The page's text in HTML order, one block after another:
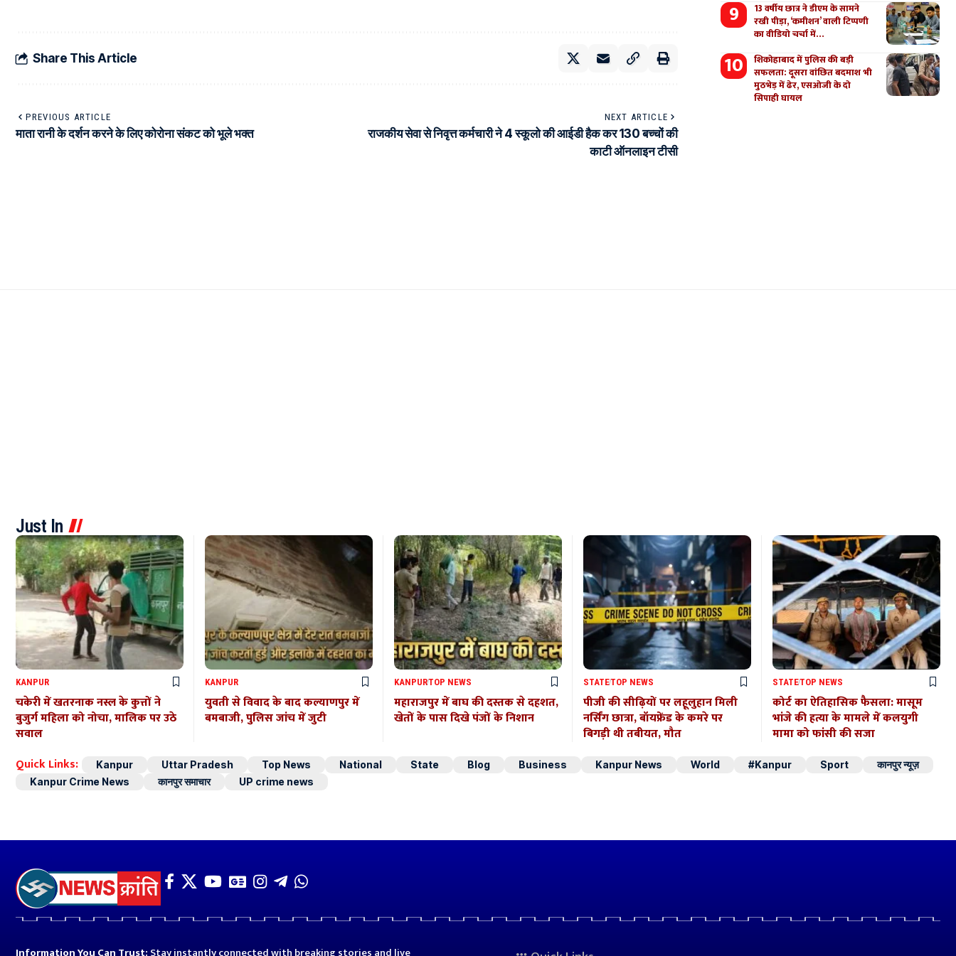
Share This Article
PREVIOUS ARTICLE
माता रानी के दर्शन करने के लिए कोरोना संकट को भूले भक्त
NEXT ARTICLE
राजकीय सेवा से निवृत्त कर्मचारी ने 4 स्कूलो की आईडी हैक कर 130 बच्चों की
काटी ऑनलाइन टीसी
13 वर्षीय छात्र ने डीएम के सामने
रखी पीड़ा, ‘कमीशन’ वाली टिप्पणी
का वीडियो चर्चा में…
शिकोहाबाद में पुलिस की बड़ी
सफलता: दूसरा वांछित बदमाश भी
मुठभेड़ में ढेर, एसओजी के दो
सिपाही घायल
Just In
KANPUR
चकेरी में खतरनाक नस्ल के कुत्तों ने
बुजुर्ग महिला को नोचा, मालिक पर उठे
सवाल
KANPUR
युवती से विवाद के बाद कल्याणपुर में
बमबाजी, पुलिस जांच में जुटी
KANPURTOP NEWS
महाराजपुर में बाघ की दस्तक से दहशत,
खेतों के पास दिखे पंजों के निशान
STATETOP NEWS
पीजी की सीढ़ियों पर लहूलुहान मिली
नर्सिंग छात्रा, बॉयफ्रेंड के कमरे पर
बिगड़ी थी तबीयत, मौत
STATETOP NEWS
कोर्ट का ऐतिहासिक फैसला: मासूम
भांजे की हत्या के मामले में कलयुगी
मामा को फांसी की सजा
Quick Links:
Kanpur Uttar Pradesh Top News National State Blog Business Kanpur News World #Kanpur Sport
कानपुर न्यूज़
Kanpur Crime News
कानपुर समाचार UP crime news
Information You Can Trust: Stay instantly connected with breaking stories and live